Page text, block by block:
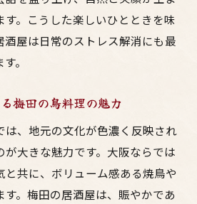
す。こうした楽しいひとときを味
酒屋は日常のストレス解消にも最
。
梅田の鳥料理の魅力
は、地元の文化が色濃く反映され
が大きな魅力です。大阪ならでは
と共に、ボリューム感ある焼鳥や
。梅田の居酒屋は、賑やかであ